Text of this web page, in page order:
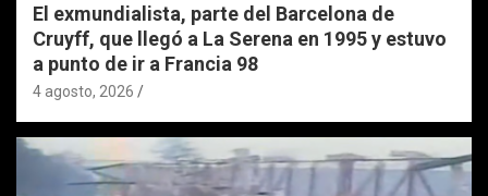
El exmundialista, parte del Barcelona de
Cruyff, que llegó a La Serena en 1995 y estuvo
a punto de ir a Francia 98
4 agosto, 2026